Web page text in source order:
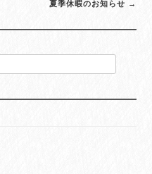
夏季休暇のお知らせ →